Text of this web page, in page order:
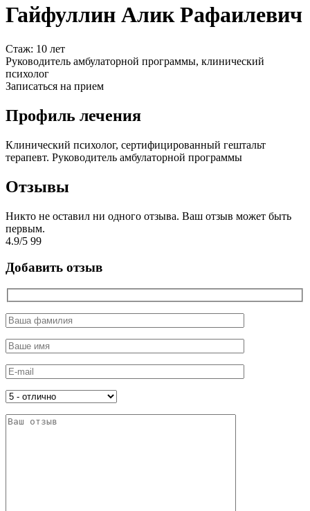
Гайфуллин Алик Рафаилевич
Cтаж: 10 лет
Руководитель амбулаторной программы, клинический
психолог
Записаться на прием
Профиль лечения
Клинический психолог, сертифицированный гештальт
терапевт. Руководитель амбулаторной программы
Отзывы
Никто не оставил ни одного отзыва. Ваш отзыв может быть
первым.
4.9/5 99
Добавить отзыв